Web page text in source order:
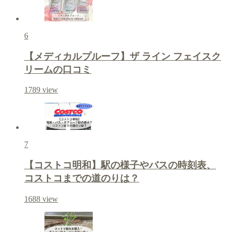
6
【メディカルプルーフ】ザ ライン フェイスク
リームの口コミ
1789 view
7
【コストコ明和】駅の様子やバスの時刻表、
コストコまでの道のりは？
1688 view